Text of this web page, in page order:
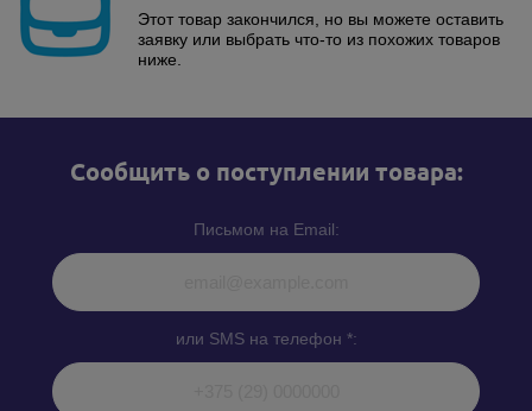
Этот товар закончился, но вы можете оставить
заявку или выбрать что-то из похожих товаров
ниже.
Cообщить о поступлении товара:
Письмом на Email:
или SMS на телефон *: